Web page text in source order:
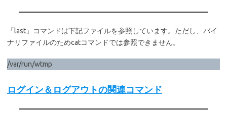
「last」コマンドは下記ファイルを参照しています。ただし、バイ
ナリファイルのためcatコマンドでは参照できません。
/var/run/wtmp
ログイン＆ログアウトの関連コマンド